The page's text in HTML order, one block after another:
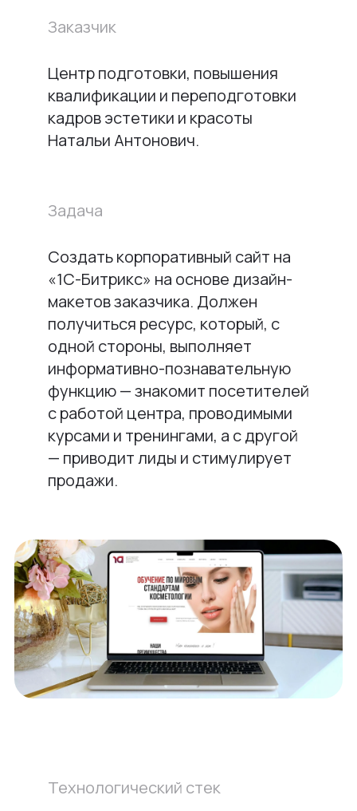
Заказчик
Центр подготовки, повышения
квалификации и переподготовки
кадров эстетики и красоты
Натальи Антонович.
Задача
Создать корпоративный сайт на
«1С-Битрикс» на основе дизайн-
макетов заказчика. Должен
получиться ресурс, который, с
одной стороны, выполняет
информативно-познавательную
функцию — знакомит посетителей
с работой центра, проводимыми
курсами и тренингами, а с другой
— приводит лиды и стимулирует
продажи.
Технологический стек